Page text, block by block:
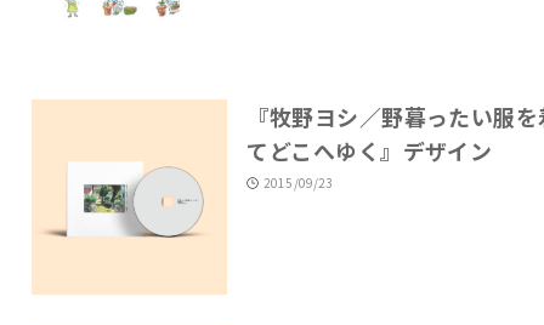
『牧野ヨシ／野暮ったい服
てどこへゆく』デザイン
2015/09/23